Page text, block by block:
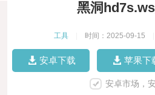
黑洞
工具 时间：2025-09-15
安卓下载 苹果下
安卓市场，